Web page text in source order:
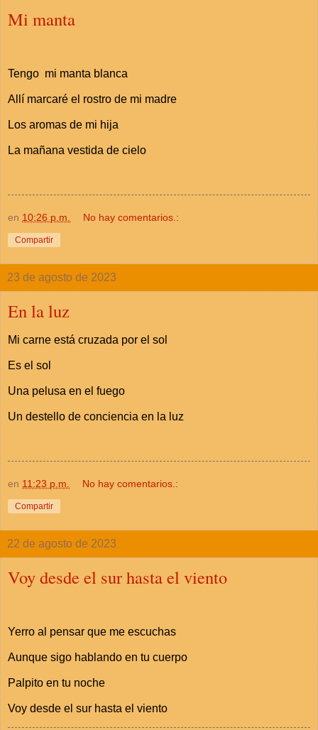
Mi manta
Tengo mi manta blanca
Allí marcaré el rostro de mi madre
Los aromas de mi hija
La mañana vestida de cielo
en 10:26 p.m. No hay comentarios.:
Compartir
23 de agosto de 2023
En la luz
Mi carne está cruzada por el sol
Es el sol
Una pelusa en el fuego
Un destello de conciencia en la luz
en 11:23 p.m. No hay comentarios.:
Compartir
22 de agosto de 2023
Voy desde el sur hasta el viento
Yerro al pensar que me escuchas
Aunque sigo hablando en tu cuerpo
Palpito en tu noche
Voy desde el sur hasta el viento